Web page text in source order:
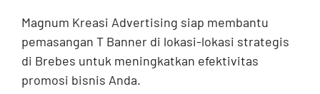
Magnum Kreasi Advertising siap membantu
pemasangan T Banner di lokasi-lokasi strategis
di Brebes untuk meningkatkan efektivitas
promosi bisnis Anda.